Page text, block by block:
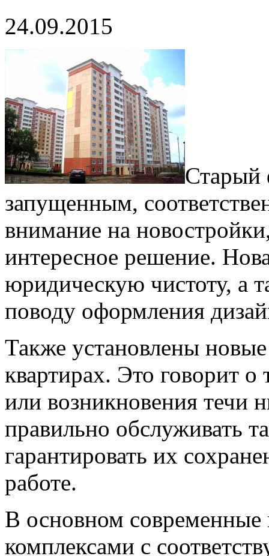
24.09.2015
Старый
запущенным,
внимание на
интересное решение.
юридическую чистоту, а
поводу оформления
Также установлены
квартирах. Это говорит
или возникновения течи
правильно обслуживать
гарантировать их
работе.
В основном современные
комплексами с